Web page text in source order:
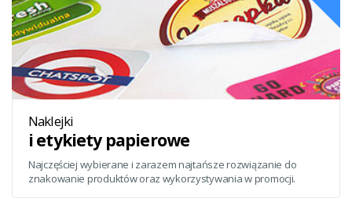
Naklejki
i etykiety papierowe
Najczęściej wybierane i zarazem najtańsze rozwiązanie do
znakowanie produktów oraz wykorzystywania w promocji.